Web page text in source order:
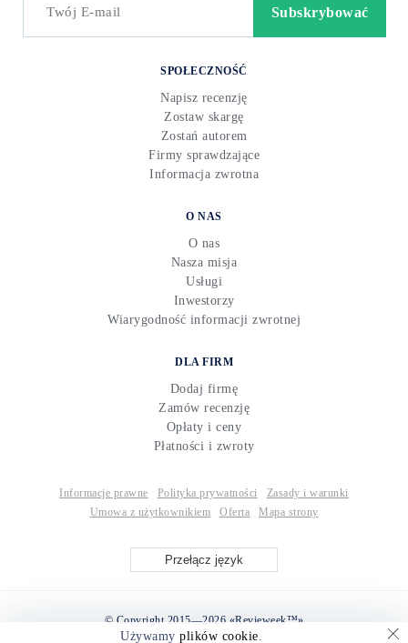
SPOŁECZNOŚĆ
Napisz recenzję
Zostaw skargę
Zostań autorem
Firmy sprawdzające
Informacja zwrotna
O NAS
O nas
Nasza misja
Usługi
Inwestorzy
Wiarygodność informacji zwrotnej
DLA FIRM
Dodaj firmę
Zamów recenzję
Opłaty i ceny
Płatności i zwroty
Informacje prawne Polityka prywatności
Zasady i warunki
Umowa z użytkownikiem
Oferta Mapa strony
Przełącz język
© Copyright 2015—2026 «Revieweek™»
Używamy plików cookie.